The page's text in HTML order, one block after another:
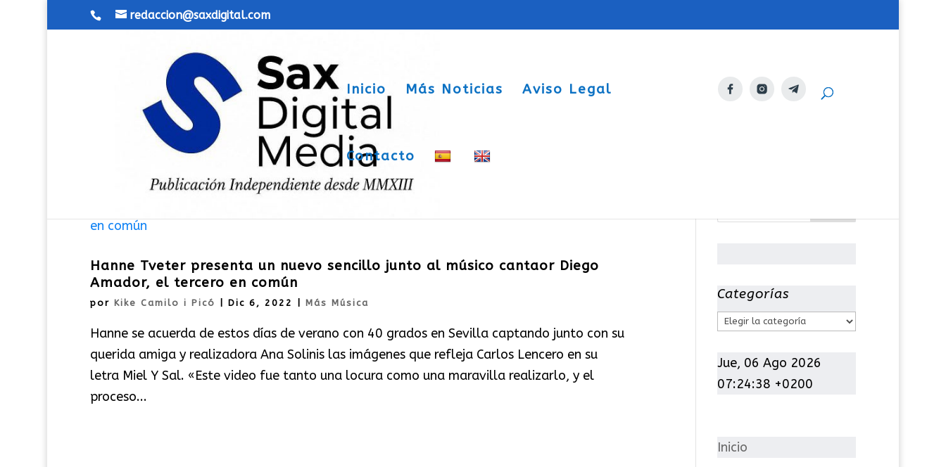
redaccion@saxdigital.com
Inicio Más Noticias Aviso Legal
Contacto
Hanne Tveter presenta un nuevo sencillo junto al músico cantaor Diego
Amador, el tercero en común
por Kike Camilo i Picó Dic 6, 2022 Más Música
Hanne se acuerda de estos días de verano con 40 grados en Sevilla captando junto con su
querida amiga y realizadora Ana Solinis las imágenes que refleja Carlos Lencero en su
letra Miel Y Sal. «Este video fue tanto una locura como una maravilla realizarlo, y el
proceso...
Categorías
C
t
e
r
Jue, 06 Ago 2026
07:24:38 +0200
Inicio